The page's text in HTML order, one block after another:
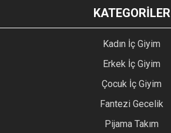
KATEGORİLER
Kadın İç Giyim
Erkek İç Giyim
Çocuk İç Giyim
Fantezi Gecelik
Pijama Takım